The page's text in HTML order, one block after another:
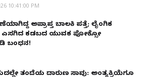
10:41:00 PM
ಅಪ್ರಾಪ್ತ ಬಾಲಕಿ ಪತ್ತೆ; ಲೈಂಗಿಕ
ಎಸಗಿದ ಕಡಬದ ಯುವಕ ಪೋಕ್ಸೋ
ಬಂಧನ!
ತಂದೆಯ ದಾರುಣ ಸಾವು: ಅಂತ್ಯಕ್ರಿಯೆಗೂ